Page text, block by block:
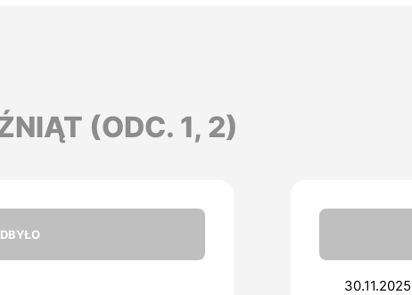
(ODC. 1, 2)
30.11.2025